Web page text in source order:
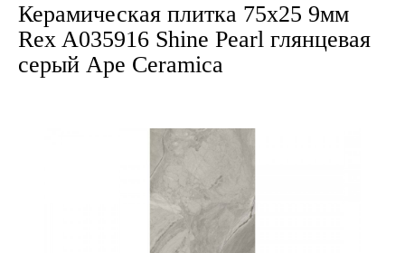
Керамическая плитка 75x25 9мм
Rex A035916 Shine Pearl глянцевая
серый Ape Ceramica